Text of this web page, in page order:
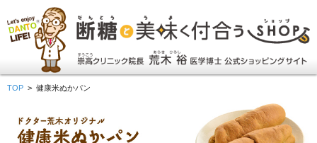
TOP > 健康米ぬかパン